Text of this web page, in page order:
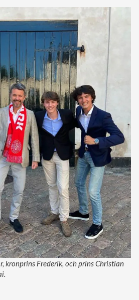
kronprins Frederik, och prins Christian